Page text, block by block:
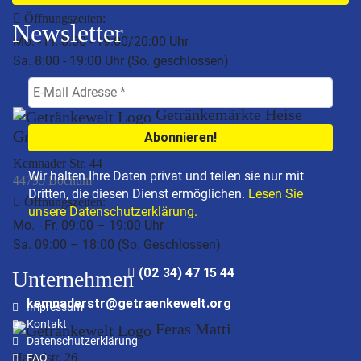
Öffnungszeiten:
Mo. - Fr. 8:00 - 19:00/20:00 Uhr
Sa. 8:00 - 19:00 Uhr (So. geschlossen)
(02 01) 27 87 85 96
Getränkemärkte Heise
GmbH #BO-KEM
Kemnader Str. 44
44795 Bochum
Öffnungszeiten:
Mo. - Fr. 09:00 – 19:00 Uhr
Sa. 09:00 – 18:00 (So. Geschlossen)
(02 34) 47 15 44
kemnaderstr@getraenkewelt.org
Feras Matti
Hanielstr. 26
Newsletter
Wir halten Ihre Daten privat und teilen sie nur mit
Dritten, die diesen Dienst ermöglichen. Lesen Sie
unsere Datenschutzerklärung.
Unternehmen
Impressum
Kontakt
Datenschutzerklärung
FAQ